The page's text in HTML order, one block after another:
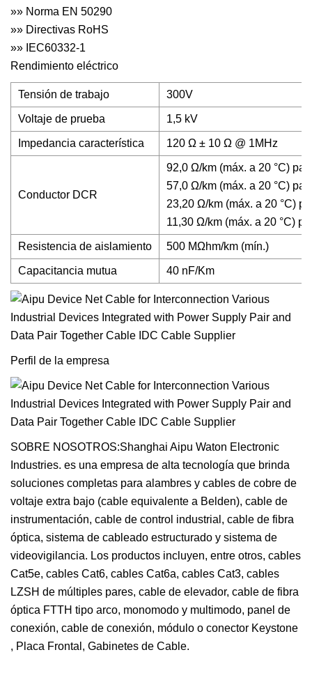
»» Norma EN 50290
»» Directivas RoHS
»» IEC60332-1
Rendimiento eléctrico
Tensión de trabajo 300V
Voltaje de prueba 1,5 kV
Impedancia característica 120 Ω ± 10 Ω @ 1MHz
Conductor DCR
92,0 Ω/km (máx. a 20 °C)
57,0 Ω/km (máx. a 20 °C)
23,20 Ω/km (máx. a 20 °C)
11,30 Ω/km (máx. a 20 °C)
Resistencia de aislamiento 500 MΩhm/km (mín.)
Capacitancia mutua 40 nF/Km
Perfil de la empresa
SOBRE NOSOTROS:Shanghai Aipu Waton Electronic
Industries. es una empresa de alta tecnología que brinda
soluciones completas para alambres y cables de cobre de
voltaje extra bajo (cable equivalente a Belden), cable de
instrumentación, cable de control industrial, cable de fibra
óptica, sistema de cableado estructurado y sistema de
videovigilancia. Los productos incluyen, entre otros, cables
Cat5e, cables Cat6, cables Cat6a, cables Cat3, cables
LZSH de múltiples pares, cable de elevador, cable de fibra
óptica FTTH tipo arco, monomodo y multimodo, panel de
conexión, cable de conexión, módulo o conector Keystone
, Placa Frontal, Gabinetes de Cable.